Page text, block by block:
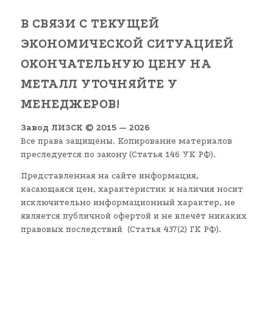
В СВЯЗИ С ТЕКУЩЕЙ
ЭКОНОМИЧЕСКОЙ СИТУАЦИЕЙ
ОКОНЧАТЕЛЬНУЮ ЦЕНУ НА
МЕТАЛЛ УТОЧНЯЙТЕ У
МЕНЕДЖЕРОВ!
Завод ЛИЗСК © 2015 — 2026
Все права защищены. Копирование материалов
преследуется по закону (Статья 146 УК РФ).
Представленная на сайте информация,
касающаяся цен, характеристик и наличия носит
исключительно информационный характер, не
является публичной офертой и не влечёт никаких
правовых последствий (Статья 437(2) ГК РФ).